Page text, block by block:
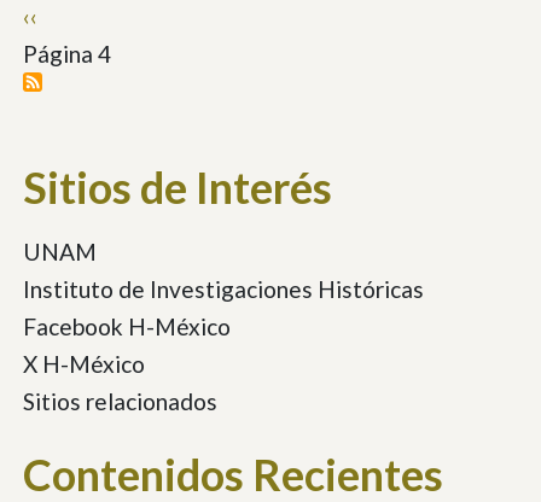
Paginación
Página
anterior
‹‹
Página 4
Sitios de Interés
UNAM
Instituto de Investigaciones Históricas
Facebook H-México
X H-México
Sitios relacionados
Contenidos Recientes